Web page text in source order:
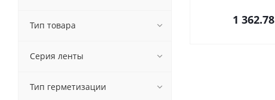
1 362.78
Тип товара
Серия ленты
Тип герметизации